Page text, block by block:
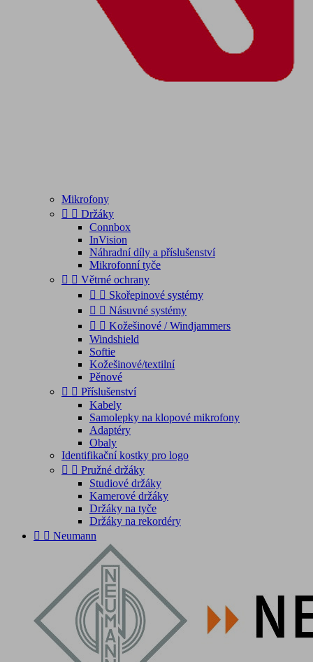
Mikrofony
  Držáky
Connbox
InVision
Náhradní díly a příslušenství
Mikrofonní tyče
  Větrné ochrany
  Skořepinové systémy
  Násuvné systémy
  Kožešinové / Windjammers
Windshield
Softie
Kožešinové/textilní
Pěnové
  Příslušenství
Kabely
Samolepky na klopové mikrofony
Adaptéry
Obaly
Identifikační kostky pro logo
  Pružné držáky
Studiové držáky
Kamerové držáky
Držáky na tyče
Držáky na rekordéry
  Neumann